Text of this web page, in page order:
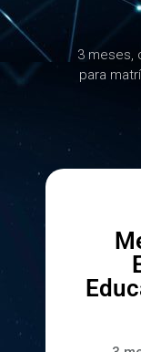
3 meses,
para